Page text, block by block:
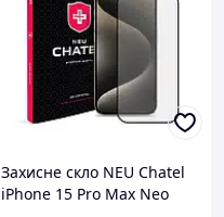
Захисне скло NEU Chatel
iPhone 15 Pro Max Neo